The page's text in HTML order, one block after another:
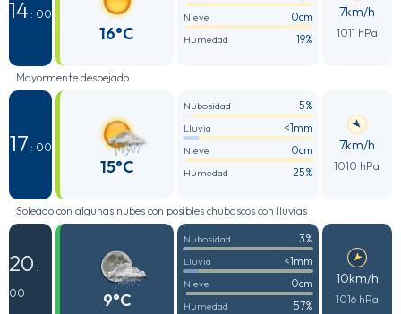
14 : 00
16°C
Nieve 0cm
Humedad 19%
7km/h
1011 hPa
Mayormente despejado
17 : 00
15°C
Nubosidad 5%
Lluvia <1mm
Nieve 0cm
Humedad 25%
7km/h
1010 hPa
Soleado con algunas nubes con posibles chubascos con lluvias
20 :
00
9°C
Nubosidad 3%
Lluvia <1mm
Nieve 0cm
Humedad 57%
10km/h
1016 hPa